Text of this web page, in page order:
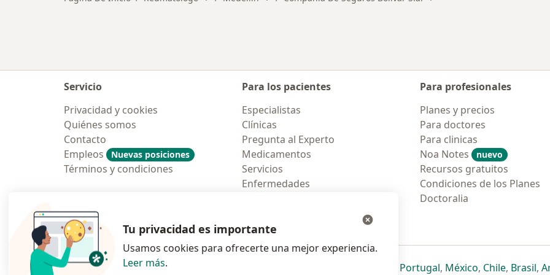
Servicio
Privacidad y cookies
Quiénes somos
Contacto
Empleos
Nuevas posiciones
Términos y condiciones
Para los pacientes
Especialistas
Clínicas
Pregunta al Experto
Medicamentos
Servicios
Enfermedades
Para profesionales
Planes y precios
Para doctores
Para clinicas
Noa Notes
nuevo
Recursos gratuitos
Condiciones de los Planes
Doctoralia
Polska se abre en una nueva pestaña
se abre en una nueva pestaña
se abre en una nueva pestaña
se abre en una nueva pestaña
Portugalse abre en una nueva
, Méxicose abre en una
, Chilese abre
, Brasilse
,
Tu privacidad es importante
Usamos cookies para ofrecerte una mejor experiencia.
Leer más.